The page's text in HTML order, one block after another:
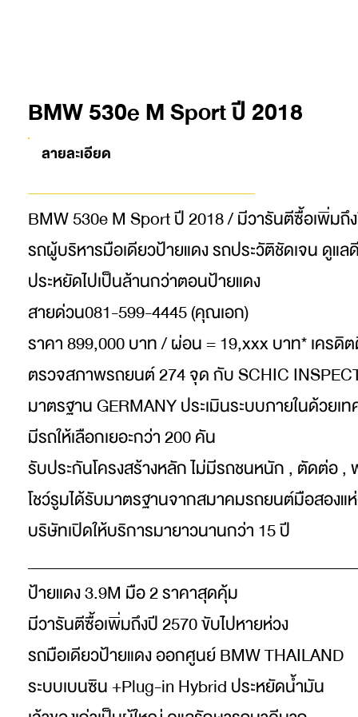
BMW 530e M Sport ปี 2018
ลายละเอียด
BMW 530e M Sport ปี 2018 / มีวารันตีซื้อเพิ่มถึ
รถผู้บริหารมือเดียวป้ายแดง รถประวัติชัดเจน ดูแ
ประหยัดไปเป็นล้านกว่าตอนป้ายแดง
สายด่วน081-599-4445 (คุณเอก)
ราคา 899,000 บาท / ผ่อน = 19,xxx บาท* เครดิ
ตรวจสภาพรถยนต์ 274 จุด กับ SCHIC
มาตรฐาน GERMANY ประเมินระบบภายในด้วยเ
มีรถให้เลือกเยอะกว่า 200 คัน
รับประกันโครงสร้างหลัก ไม่มีรถชนหนัก , ตัดต่อ
โชว์รูมได้รับมาตรฐานจากสมาคมรถยนต์มือสองแห่
บริษัทเปิดให้บริการมายาวนานกว่า 15 ปี
ป้ายแดง 3.9M มือ 2 ราคาสุดคุ้ม
มีวารันตีซื้อเพิ่มถึงปี 2570 ขับไปหายห่วง
รถมือเดียวป้ายแดง ออกศูนย์ BMW THAILAND
ระบบเบนซิน +Plug-in Hybrid ประหยัดน้ำมัน